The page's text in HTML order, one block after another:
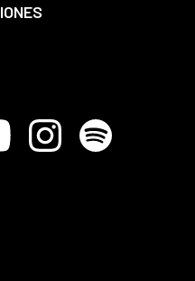
InstagramSpotify